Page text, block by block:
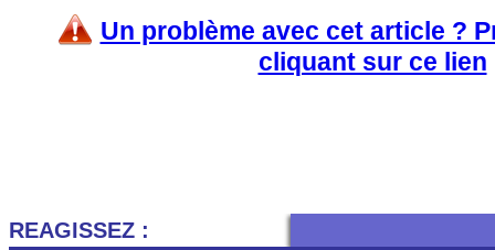
Un problème avec cet article ?
cliquant sur ce lien
REAGISSEZ :